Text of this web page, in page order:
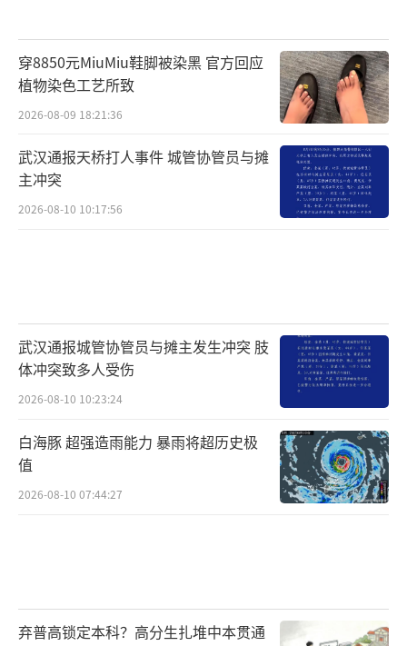
穿8850元MiuMiu鞋脚被染黑 官方回应
植物染色工艺所致
2026-08-09 18:21:36
武汉通报天桥打人事件 城管协管员与摊
主冲突
2026-08-10 10:17:56
武汉通报城管协管员与摊主发生冲突 肢
体冲突致多人受伤
2026-08-10 10:23:24
白海豚 超强造雨能力 暴雨将超历史极
值
2026-08-10 07:44:27
弃普高锁定本科？高分生扎堆中本贯通